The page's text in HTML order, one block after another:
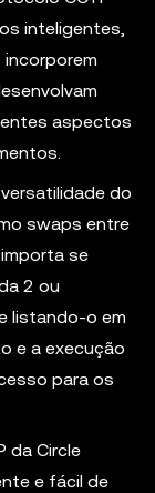
inteligentes,
aspectos
do
swaps entre
se
2 ou
listando-o em
e a execução
para os
da Circle
e fácil de